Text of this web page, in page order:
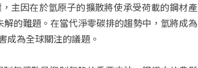
主因在於氫原子的擴散將使承受荷載的鋼材產
的難題。在當代淨零碳排的趨勢中，氫將成為
成為全球關注的議題。